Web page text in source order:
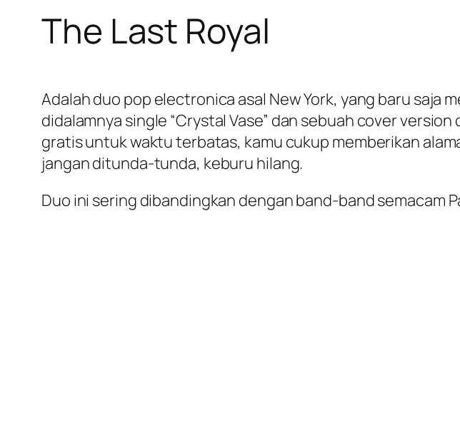
The Last Royal
Adalah duo pop electronica asal New York, yang baru saja
didalamnya single “Crystal Vase” dan sebuah cover
gratis untuk waktu terbatas, kamu cukup memberikan
jangan ditunda-tunda, keburu hilang.
Duo ini sering dibandingkan dengan band-band semacam